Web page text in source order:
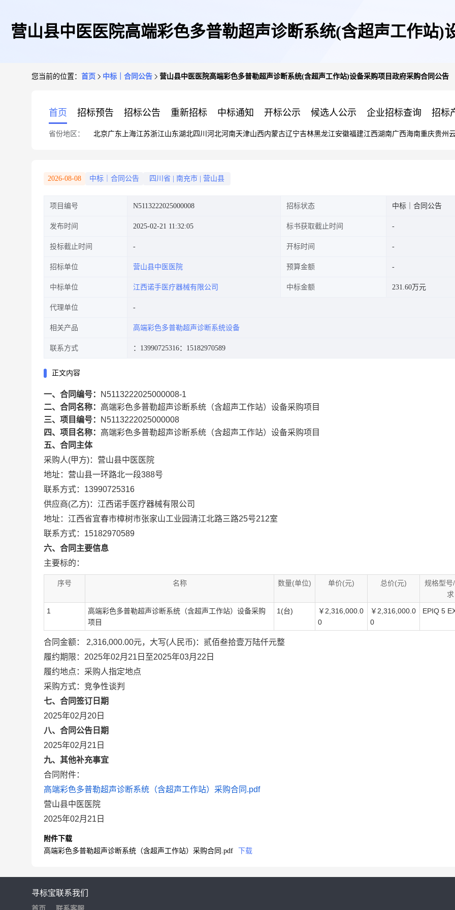
营山县中医医院高端彩色多普勒超声诊断系统(含超声工作站)
您当前的位置： 首页 中标｜合同公告 营山县中医医院高端彩色多普勒超声诊断系统(含超声工作站)设备采购项目政府采购合同公告
首页 招标预告 招标公告 重新招标 中标通知 开标公示 候选人公示 企业招标查询 招标
省份地区： 北京广东 上海江苏浙江山东湖北四川 河北河南天津山西内蒙古辽宁吉林黑龙江安徽福建江西湖南广西海南重庆贵州
2026-08-08 中标｜合同公告 四川省 南充市 营山县
项目编号 N5113222025000008 招标状态 中标｜合同公告
发布时间 2025-02-21 11:32:05 标书获取截止时间
投标截止时间 开标时间
招标单位 营山县中医医院 预算金额
中标单位 江西诺手医疗器械有限公司 中标金额 231.60万元
代理单位
相关产品 高端彩色多普勒超声诊断系统设备
联系方式 ：13990725316：15182970589
正文内容
一、合同编号：
N5113222025000008-1
二、合同名称： 高端彩色多普勒超声诊断系统（含超声工作站）设备采购项目
三、项目编号：
N5113222025000008
四、项目名称： 高端彩色多普勒超声诊断系统（含超声工作站）设备采购项目
五、合同主体
采购人(甲方)：营山县中医医院
地址：营山县一环路北一段388号
联系方式：13990725316
供应商(乙方)：江西诺手医疗器械有限公司
地址：江西省宜春市樟树市张家山工业园清江北路三路25号212室
联系方式：15182970589
六、合同主要信息
主要标的：
序号 名称 数量(单位) 单价(元) 总价(元)
规格型号
求
1
高端彩色多普勒超声诊断系统（含超声工作站）设备采购
项目
1(台)
￥2,316,000.0
0
￥2,316,000.0
0
EPIQ 5
合同金额： 2,316,000.00元，大写(人民币)：贰佰叁拾壹万陆仟元整
履约期限：2025年02月21日至2025年03月22日
履约地点：采购人指定地点
采购方式：竞争性谈判
七、合同签订日期
2025年02月20日
八、合同公告日期
2025年02月21日
九、其他补充事宜
合同附件：
高端彩色多普勒超声诊断系统（含超声工作站）采购合同.pdf
营山县中医医院
2025年02月21日
附件下载
高端彩色多普勒超声诊断系统（含超声工作站）采购合同.pdf
下载
寻标宝联系我们